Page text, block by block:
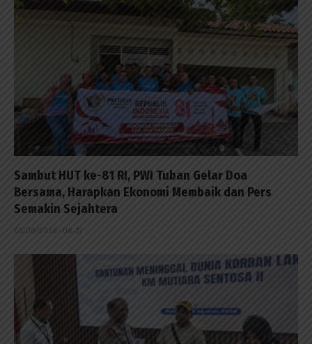
Sambut HUT ke-81 RI, PWI Tuban Gelar Doa
Bersama, Harapkan Ekonomi Membaik dan Pers
Semakin Sejahtera
05/08/2026 - 08:37